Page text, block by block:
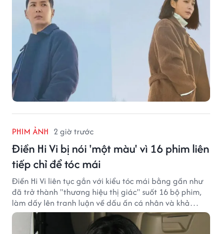
PHIM ẢNH 2 giờ trước
Điền Hi Vi bị nói 'một màu' vì 16 phim liên
tiếp chỉ để tóc mái
Điền Hi Vi liên tục gắn với kiểu tóc mái bằng gần như
đã trở thành "thương hiệu thị giác" suốt 16 bộ phim,
làm dấy lên tranh luận về dấu ấn cá nhân và khả
năng biến hóa trên màn ảnh.